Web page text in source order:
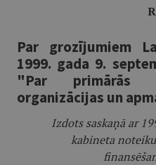
Par grozījumiem
1999. gada 9.
"Par primārās
organizācijas un
Izdots saskaņā ar
kabineta